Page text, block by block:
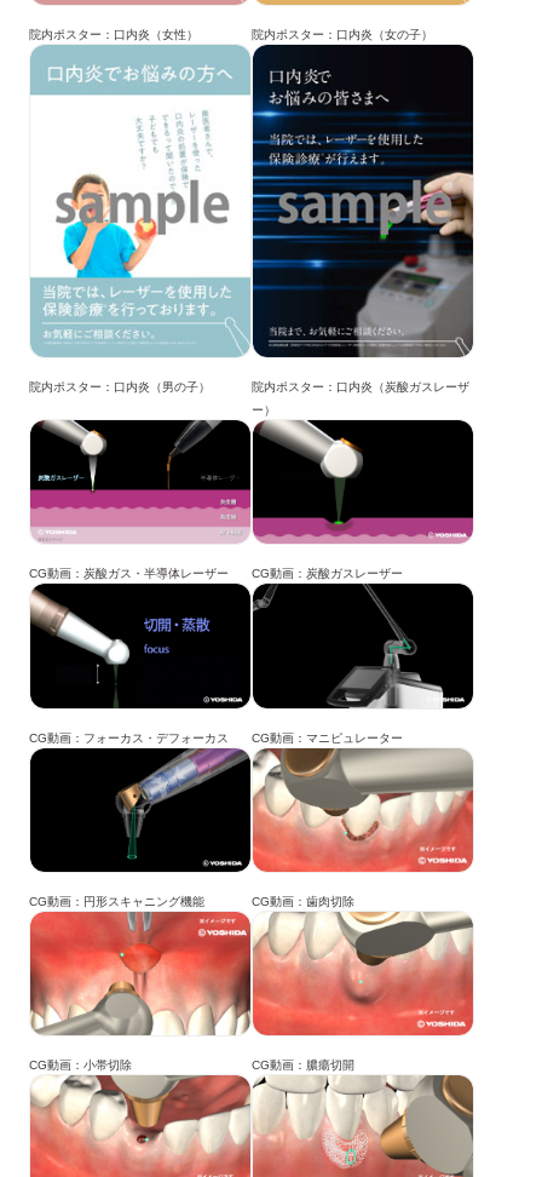
院内ポスター：口内炎（女性） 院内ポスター：口内炎（女の子）
院内ポスター：口内炎（男の子）
院内ポスター：口内炎（炭酸ガスレーザ
ー）
CG動画：炭酸ガス・半導体レーザー CG動画：炭酸ガスレーザー
CG動画：フォーカス・デフォーカス CG動画：マニピュレーター
CG動画：円形スキャニング機能 CG動画：歯肉切除
CG動画：小帯切除 CG動画：膿瘍切開